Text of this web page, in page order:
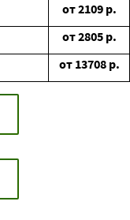
от2109 р.
от2805 р.
от 13708 р.